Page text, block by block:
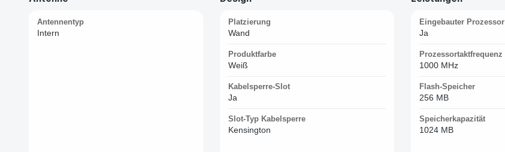
Antennentyp
Intern
Platzierung
Wand
Produktfarbe
Weiß
Kabelsperre-Slot
Ja
Slot-Typ Kabelsperre
Kensington
Eingebauter Prozessor
Ja
Prozessortaktfrequenz
1000 MHz
Flash-Speicher
256 MB
Speicherkapazität
1024 MB